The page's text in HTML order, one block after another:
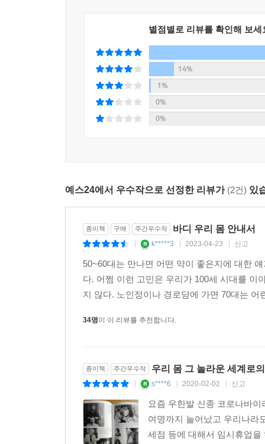
별점별로 리뷰를 확인해 보세
14%
1%
0%
0%
예스24에서 우수작으로 선정한 리뷰가 (2건) 있
종이책 구매 주간우수작 바디 우리 몸 안내서
k*****3 2023-04-23 신고
50~60대는 만나면 어떤 약이 좋은지에 대한
다. 어쩜 이런 고민은 우리가 100세 시대를 이
지 않다. 노인정이나 경로당에 가면 70대는
34명이 이 리뷰를 추천합니다.
종이책 주간우수작 우리 몸 그 놀라운 세계로
s****6 2020-02-02 신고
요즘 우한발 신종 코로나바
여명까지 늘어났고 우리나라
세점 등에 대해서 임시휴업